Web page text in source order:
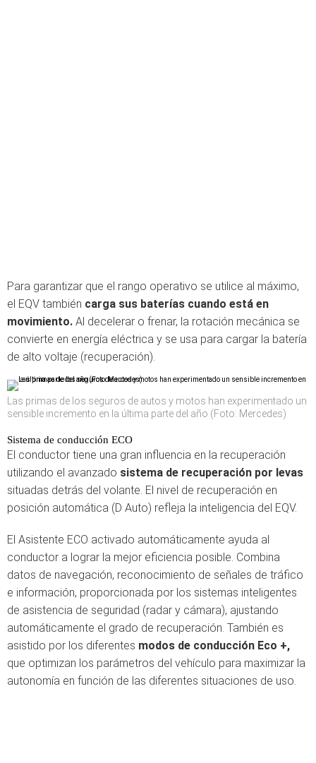
Para garantizar que el rango operativo se utilice al máximo,
el EQV también carga sus baterías cuando está en
movimiento. Al decelerar o frenar, la rotación mecánica se
convierte en energía eléctrica y se usa para cargar la batería
de alto voltaje (recuperación).
Las primas de los seguros de autos y motos han experimentado un
sensible incremento en la última parte del año (Foto: Mercedes)
Sistema de conducción ECO
El conductor tiene una gran influencia en la recuperación
utilizando el avanzado sistema de recuperación por levas
situadas detrás del volante. El nivel de recuperación en
posición automática (D Auto) refleja la inteligencia del EQV.
El Asistente ECO activado automáticamente ayuda al
conductor a lograr la mejor eficiencia posible. Combina
datos de navegación, reconocimiento de señales de tráfico
e información, proporcionada por los sistemas inteligentes
de asistencia de seguridad (radar y cámara), ajustando
automáticamente el grado de recuperación. También es
asistido por los diferentes modos de conducción Eco +,
que optimizan los parámetros del vehículo para maximizar la
autonomía en función de las diferentes situaciones de uso.